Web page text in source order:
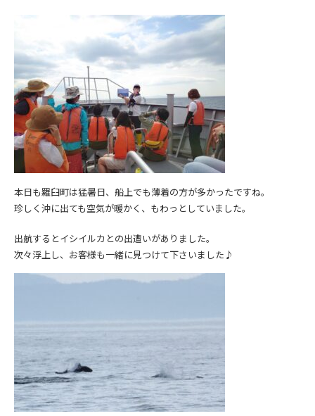
本日も羅臼町は猛暑日、船上でも薄着の方が多かったですね。
珍しく沖に出ても空気が暖かく、もわっとしていました。
出航するとイシイルカとの出遭いがありました。
次々浮上し、お客様も一緒に見つけて下さいました♪